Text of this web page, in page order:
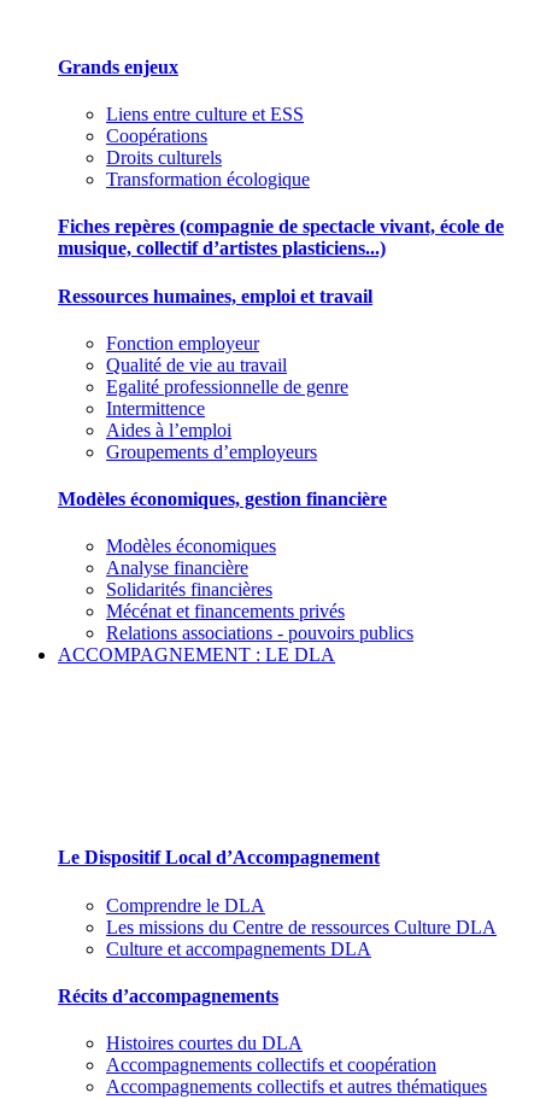
Grands enjeux
Liens entre culture et ESS
Coopérations
Droits culturels
Transformation écologique
Fiches repères (compagnie de spectacle vivant, école de
musique, collectif d’artistes plasticiens...)
Ressources humaines, emploi et travail
Fonction employeur
Qualité de vie au travail
Egalité professionnelle de genre
Intermittence
Aides à l’emploi
Groupements d’employeurs
Modèles économiques, gestion financière
Modèles économiques
Analyse financière
Solidarités financières
Mécénat et financements privés
Relations associations - pouvoirs publics
ACCOMPAGNEMENT : LE DLA
Le Dispositif Local d’Accompagnement
Comprendre le DLA
Les missions du Centre de ressources Culture DLA
Culture et accompagnements DLA
Récits d’accompagnements
Histoires courtes du DLA
Accompagnements collectifs et coopération
Accompagnements collectifs et autres thématiques